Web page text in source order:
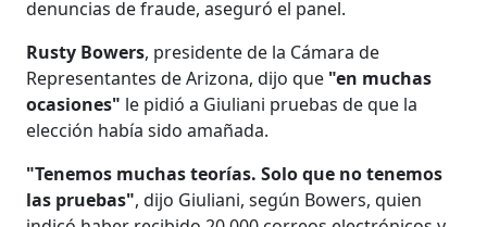
denuncias de fraude, aseguró el panel.
Rusty Bowers, presidente de la Cámara de
Representantes de Arizona, dijo que "en muchas
ocasiones" le pidió a Giuliani pruebas de que la
elección había sido amañada.
"Tenemos muchas teorías. Solo que no tenemos
las pruebas", dijo Giuliani, según Bowers, quien